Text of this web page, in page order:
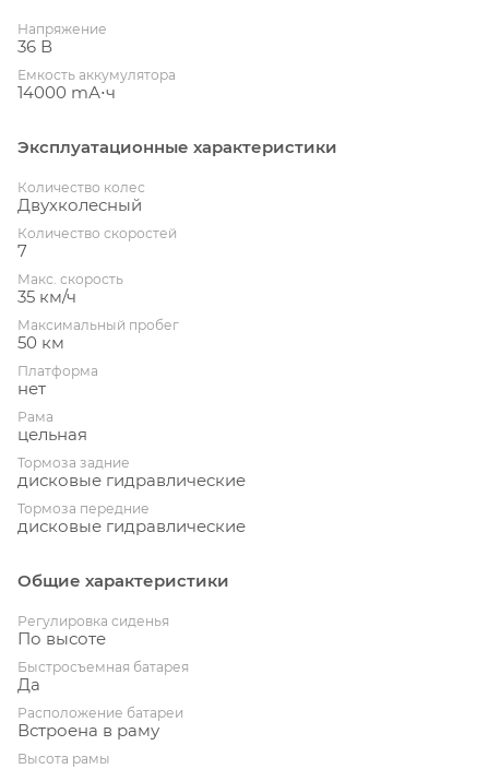
Напряжение
36 В
Емкость аккумулятора
14000 mА⋅ч
Эксплуатационные характеристики
Количество колес
Двухколесный
Количество скоростей
7
Макс. скорость
35 км/ч
Максимальный пробег
50 км
Платформа
нет
Рама
цельная
Тормоза задние
дисковые гидравлические
Тормоза передние
дисковые гидравлические
Общие характеристики
Регулировка сиденья
По высоте
Быстросъемная батарея
Да
Расположение батареи
Встроена в раму
Высота рамы